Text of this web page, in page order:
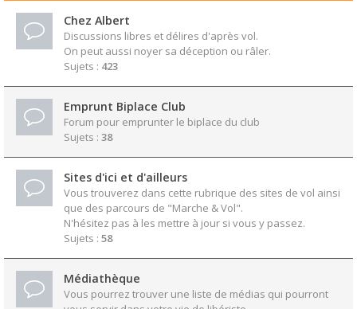
Chez Albert
Discussions libres et délires d'après vol.
On peut aussi noyer sa déception ou râler.
Sujets : 423
Emprunt Biplace Club
Forum pour emprunter le biplace du club
Sujets : 38
Sites d'ici et d'ailleurs
Vous trouverez dans cette rubrique des sites de vol ainsi
que des parcours de "Marche & Vol".
N'hésitez pas à les mettre à jour si vous y passez.
Sujets : 58
Médiathèque
Vous pourrez trouver une liste de médias qui pourront